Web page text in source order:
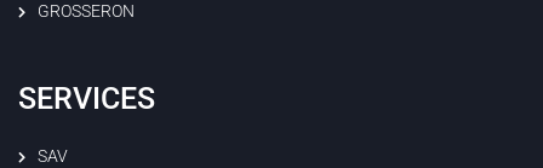
GROSSERON
SERVICES
SAV